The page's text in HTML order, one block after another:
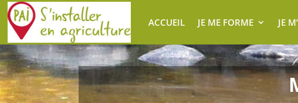
ACCUEIL JE ME FORME JE